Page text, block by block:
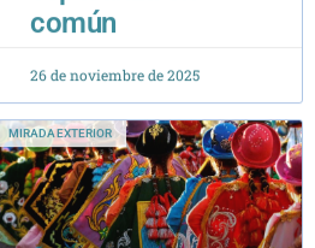
26 de noviembre de 2025
MIRADA EXTERIOR